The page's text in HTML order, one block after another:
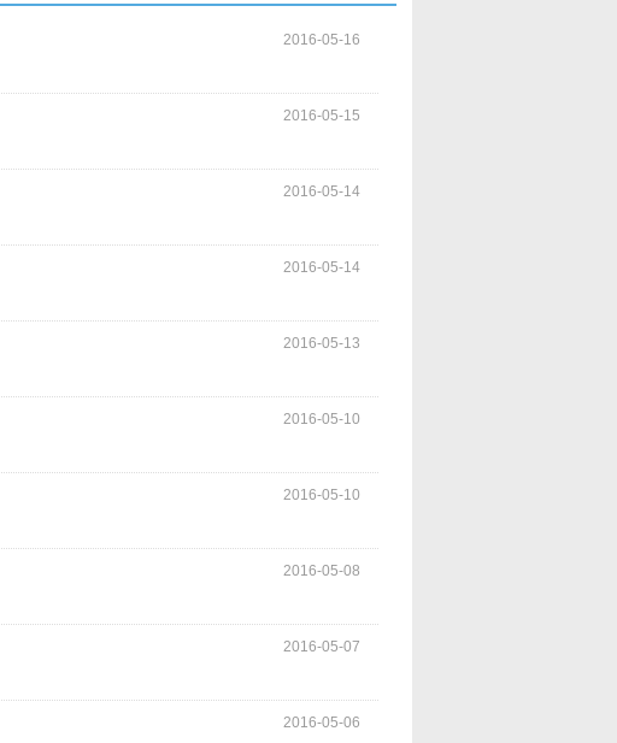
2016-05-16
2016-05-15
2016-05-14
2016-05-14
2016-05-13
2016-05-10
2016-05-10
2016-05-08
2016-05-07
2016-05-06